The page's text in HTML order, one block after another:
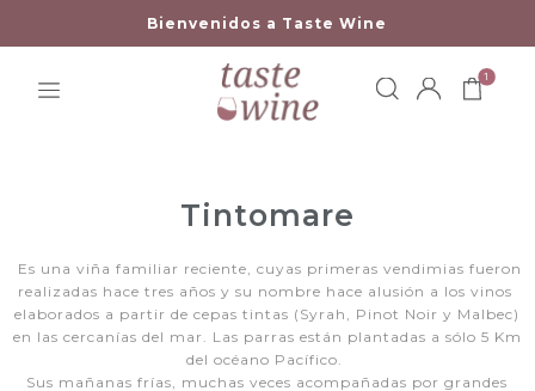
Bienvenidos a Taste Wine
1
Tintomare
Es una viña familiar reciente, cuyas primeras vendimias fueron
realizadas hace tres años y su nombre hace alusión a los vinos
elaborados a partir de cepas tintas (Syrah, Pinot Noir y Malbec)
en las cercanías del mar. Las parras están plantadas a sólo 5 Km
del océano Pacífico.
Sus mañanas frías, muchas veces acompañadas por grandes